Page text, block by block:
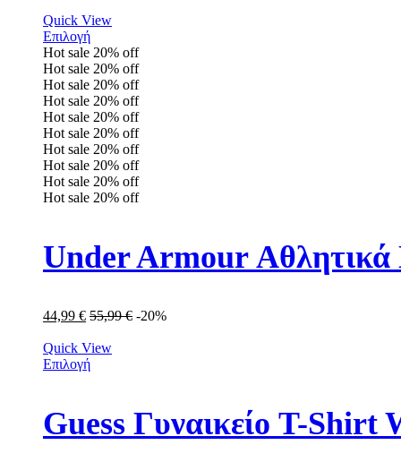
Quick View
Επιλογή
Hot sale 20% off
Hot sale 20% off
Hot sale 20% off
Hot sale 20% off
Hot sale 20% off
Hot sale 20% off
Hot sale 20% off
Hot sale 20% off
Hot sale 20% off
Hot sale 20% off
Under Armour
44,99 € 55,99€ -20%
Quick View
Επιλογή
Guess Γυναικείο T-